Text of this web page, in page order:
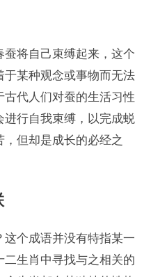
将自己束缚起来，这个
于某种观念或事物而无法
古代人们对蚕的生活习性
进行自我束缚，以完成蜕
但却是成长的必经之
个成语并没有特指某一
生肖中寻找与之相关的